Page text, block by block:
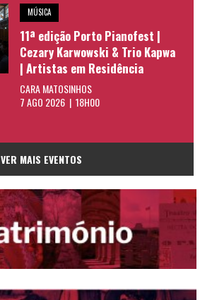
MÚSICA
11ª edição Porto Pianofest |
Cezary Karwowski & Trio Kapwa
| Artistas em Residência
CARA MATOSINHOS
7 AGO 2026 | 18H00
VER MAIS EVENTOS